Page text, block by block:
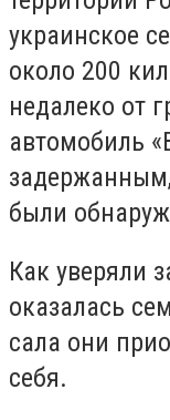
украинское
около 200
недалеко от
автомобиль
были
Как уверяли
оказалась
сала они
себя.